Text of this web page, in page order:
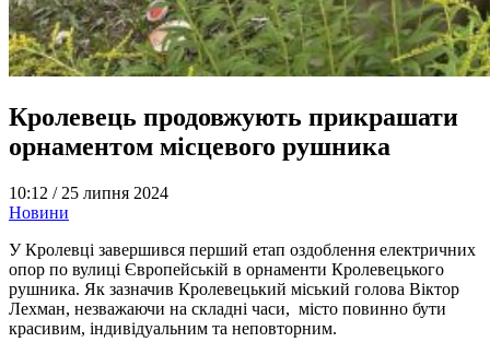
Кролевець продовжують прикрашати
орнаментом місцевого рушника
10:12 / 25 липня 2024
Новини
У Кролевці завершився перший етап оздоблення електричних
опор по вулиці Європейській в орнаменти Кролевецького
рушника. Як зазначив Кролевецький міський голова Віктор
Лехман, незважаючи на складні часи, місто повинно бути
красивим, індивідуальним та неповторним.